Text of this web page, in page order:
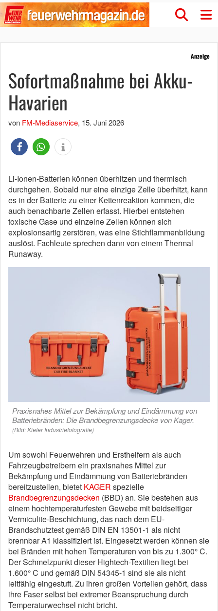
Anzeige
Sofortmaßnahme bei Akku-
Havarien
von FM-Mediaservice, 15. Juni 2026
Li-Ionen-Batterien können überhitzen und thermisch
durchgehen. Sobald nur eine einzige Zelle überhitzt, kann
es in der Batterie zu einer Kettenreaktion kommen, die
auch benachbarte Zellen erfasst. Hierbei entstehen
toxische Gase und einzelne Zellen können sich
explosionsartig zerstören, was eine Stichflammenbildung
auslöst. Fachleute sprechen dann von einem Thermal
Runaway.
Praxisnahes Mittel zur Bekämpfung und Eindämmung von
Batteriebränden: Die Brandbegrenzungsdecke von Kager.
(Bild: Kiefer Industriefotografie)
Um sowohl Feuerwehren und Ersthelfern als auch
Fahrzeugbetreibern ein praxisnahes Mittel zur
Bekämpfung und Eindämmung von Batteriebränden
bereitzustellen, bietet KAGER spezielle
Brandbegrenzungsdecken (BBD) an. Sie bestehen aus
einem hochtemperaturfesten Gewebe mit beidseitiger
Vermiculite-Beschichtung, das nach dem EU-
Brandschutztest gemäß DIN EN 13501-1 als nicht
brennbar A1 klassifiziert ist. Eingesetzt werden können sie
bei Bränden mit hohen Temperaturen von bis zu 1.300° C.
Der Schmelzpunkt dieser Hightech-Textilien liegt bei
1.600° C und gemäß DIN 54345-1 sind sie als nicht
leitfähig eingestuft. Zu ihren großen Vorteilen gehört, dass
ihre Faser selbst bei extremer Beanspruchung durch
Temperaturwechsel nicht bricht.